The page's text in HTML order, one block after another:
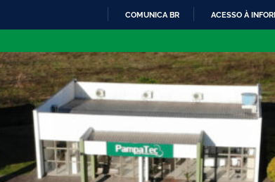
O
CONTEÚDO
COMUNICA BR ACESSO À